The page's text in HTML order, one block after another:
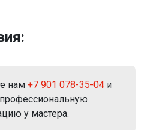
нам +7 901 078-35-04 и
у мастера.